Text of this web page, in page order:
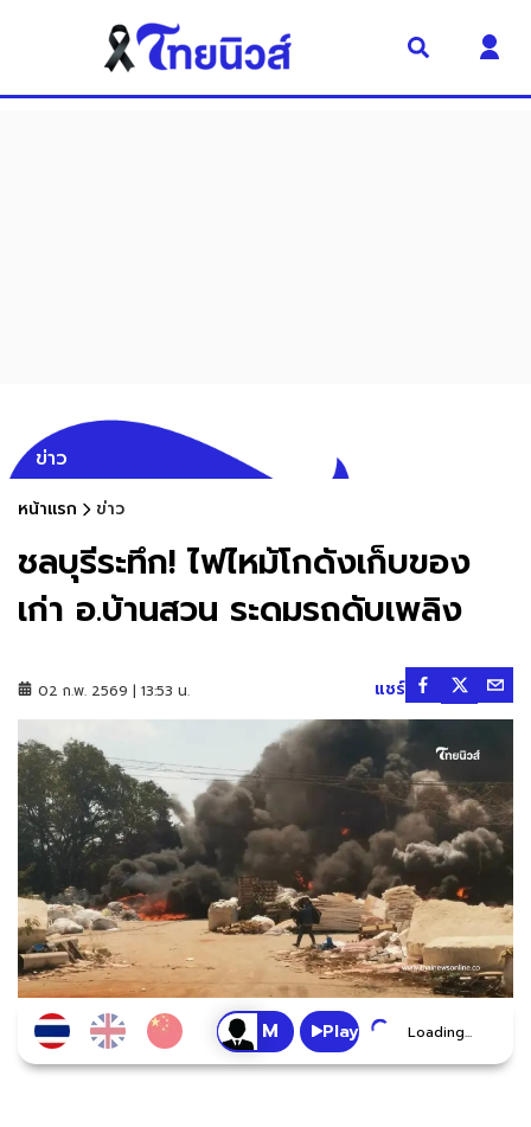
ข่าว
หน้าแรก ข่าว
ชลบุรีระทึก! ไฟไหม้โกดังเก็บของ
เก่า อ.บ้านสวน ระดมรถดับเพลิง
02 ก.พ. 2569 | 13:53 น. แชร์
Play Loading...